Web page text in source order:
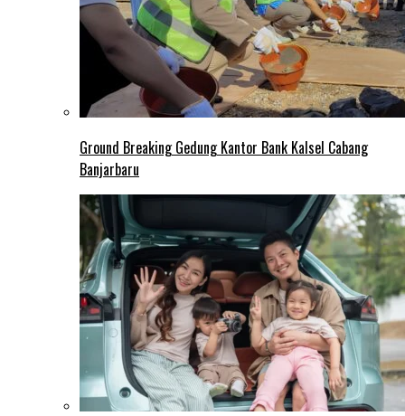
Ground Breaking Gedung Kantor Bank Kalsel Cabang
Banjarbaru